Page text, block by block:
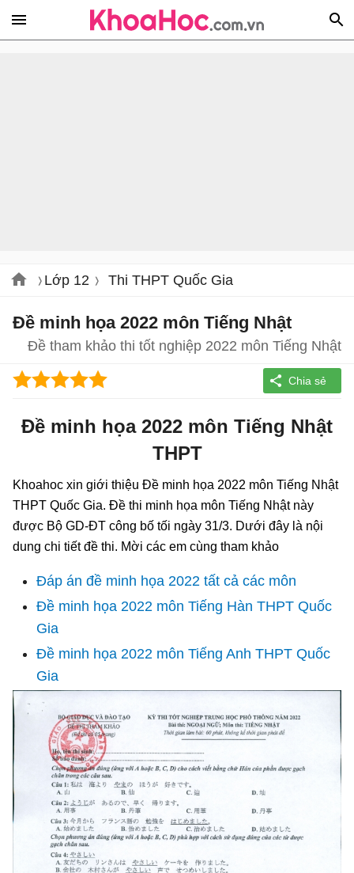
Lớp 12 Thi THPT Quốc Gia
Đề minh họa 2022 môn Tiếng Nhật
Đề tham khảo thi tốt nghiệp 2022 môn Tiếng Nhật
Đề minh họa 2022 môn Tiếng Nhật
THPT
Khoahoc xin giới thiệu Đề minh họa 2022 môn Tiếng Nhật
THPT Quốc Gia. Đề thi minh họa môn Tiếng Nhật này
được Bộ GD-ĐT công bố tối ngày 31/3. Dưới đây là nội
dung chi tiết đề thi. Mời các em cùng tham khảo
Đáp án đề minh họa 2022 tất cả các môn
Đề minh họa 2022 môn Tiếng Hàn THPT Quốc
Gia
Đề minh họa 2022 môn Tiếng Anh THPT Quốc
Gia